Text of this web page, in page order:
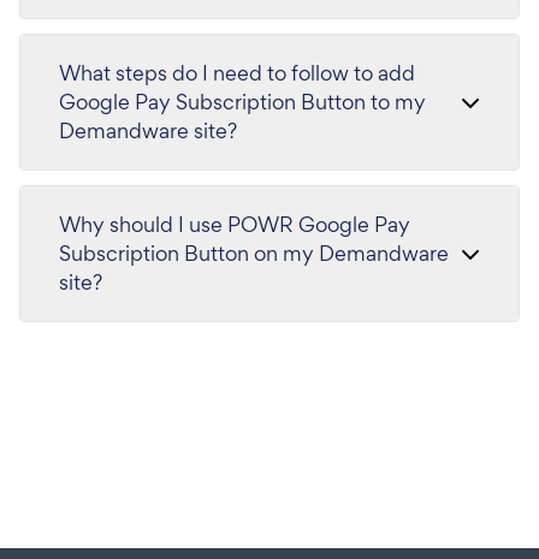
What steps do I need to follow to add
Google Pay Subscription Button to my
Demandware site?
Why should I use POWR Google Pay
Subscription Button on my Demandware
site?